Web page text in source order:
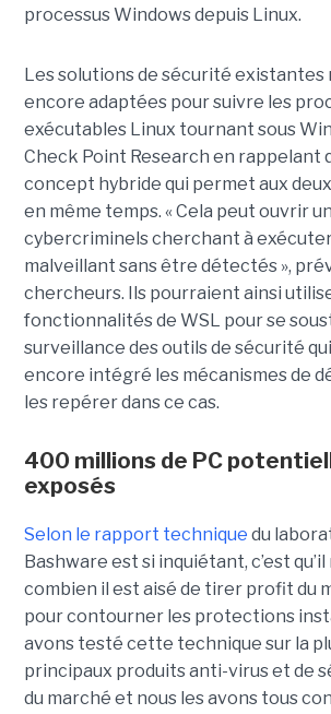
processus Windows depuis Linux.
Les solutions de sécurité existantes
encore adaptées pour suivre les
exécutables Linux tournant sous
Check Point Research en rappelant
concept hybride qui permet aux
en même temps. « Cela peut ouvrir
cybercriminels cherchant à
malveillant sans être détectés »,
chercheurs. Ils pourraient ainsi
fonctionnalités de WSL pour se
surveillance des outils de sécurité qui
encore intégré les mécanismes de
les repérer dans ce cas.
400 millions de PC
exposés
Selon le rapport technique du
Bashware est si inquiétant, c’est
combien il est aisé de tirer profit du
pour contourner les protections
avons testé cette technique sur la
principaux produits anti-virus et de
du marché et nous les avons tous